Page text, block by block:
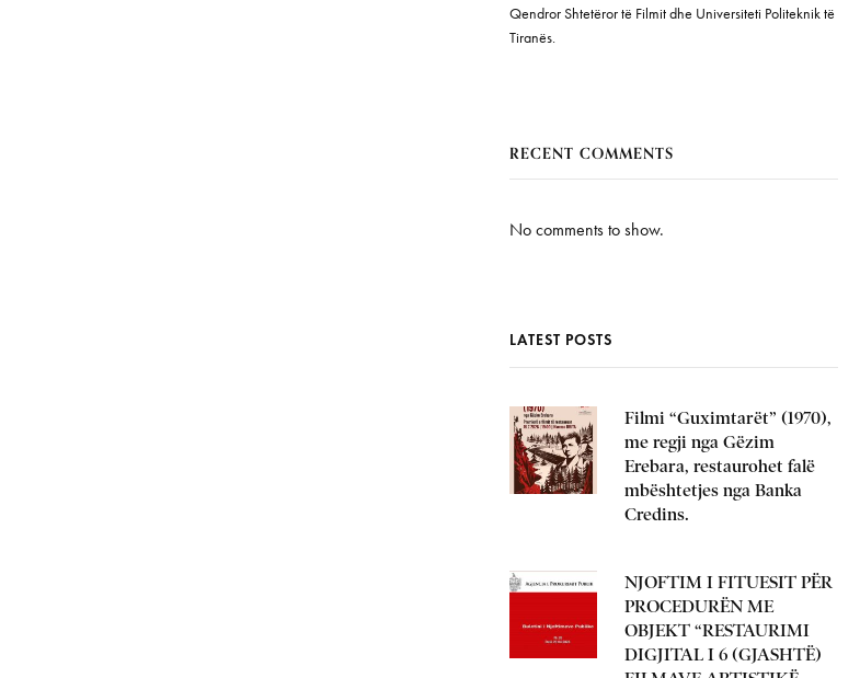
Qendror Shtetëror të Filmit dhe Universiteti Politeknik të
Tiranës.
RECENT COMMENTS
No comments to show.
LATEST POSTS
Filmi “Guximtarët” (1970),
me regji nga Gëzim
Erebara, restaurohet falë
mbështetjes nga Banka
Credins.
NJOFTIM I FITUESIT PËR
PROCEDURËN ME
OBJEKT “RESTAURIMI
DIGJITAL I 6 (GJASHTË)